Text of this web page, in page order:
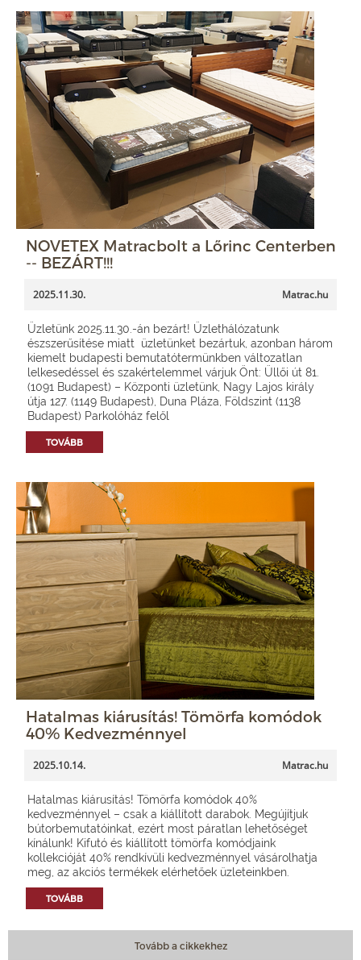
NOVETEX Matracbolt a Lőrinc Centerben
-- BEZÁRT!!!
2025.11.30. Matrac.hu
Üzletünk 2025.11.30.-án bezárt! Üzlethálózatunk
észszerűsítése miatt üzletünket bezártuk, azonban három
kiemelt budapesti bemutatótermünkben változatlan
lelkesedéssel és szakértelemmel várjuk Önt: Üllői út 81.
(1091 Budapest) – Központi üzletünk, Nagy Lajos király
útja 127. (1149 Budapest), Duna Pláza, Földszint (1138
Budapest) Parkolóház felől
TOVÁBB
Hatalmas kiárusítás! Tömörfa komódok
40% Kedvezménnyel
2025.10.14. Matrac.hu
Hatalmas kiárusítás! Tömörfa komódok 40%
kedvezménnyel – csak a kiállított darabok. Megújítjuk
bútorbemutatóinkat, ezért most páratlan lehetőséget
kínálunk! Kifutó és kiállított tömörfa komódjaink
kollekcióját 40% rendkívüli kedvezménnyel vásárolhatja
meg, az akciós termékek elérhetőek üzleteinkben.
TOVÁBB
Tovább a cikkekhez